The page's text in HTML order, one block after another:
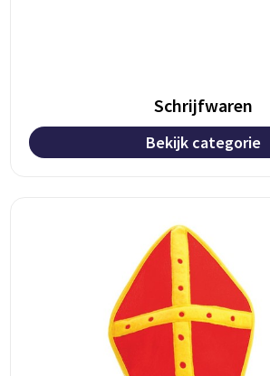
Schrijfwaren
Bekijk categorie